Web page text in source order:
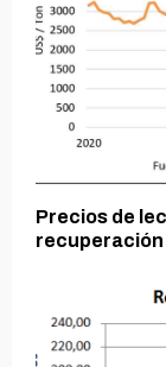
Precios de
recuperación